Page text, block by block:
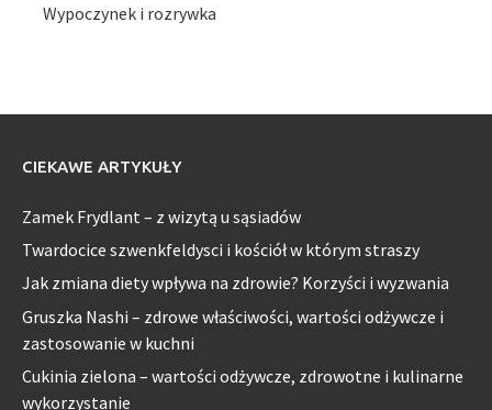
Wypoczynek i rozrywka
CIEKAWE ARTYKUŁY
Zamek Frydlant – z wizytą u sąsiadów
Twardocice szwenkfeldysci i kościół w którym straszy
Jak zmiana diety wpływa na zdrowie? Korzyści i wyzwania
Gruszka Nashi – zdrowe właściwości, wartości odżywcze i
zastosowanie w kuchni
Cukinia zielona – wartości odżywcze, zdrowotne i kulinarne
wykorzystanie